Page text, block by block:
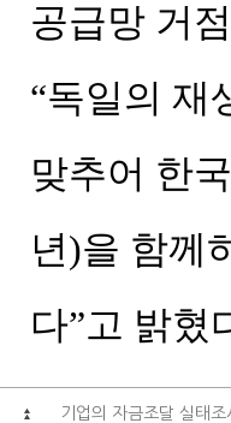
공급망 거
“독일의 재
맞추어 한
년)을 함께
다”고 밝혔
기업의 자금조달 실태조